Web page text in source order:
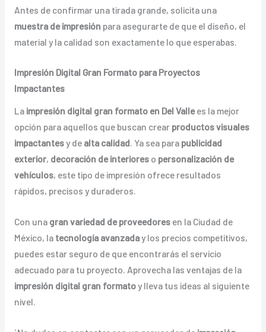
Antes de confirmar una tirada grande, solicita una
muestra de impresión para asegurarte de que el diseño, el
material y la calidad son exactamente lo que esperabas.
Impresión Digital Gran Formato para Proyectos
Impactantes
La impresión digital gran formato en Del Vallees la mejor
opción para aquellos que buscan crear productos visuales
impactantesy de alta calidad. Ya sea para publicidad
exterior, decoración de interioreso personalización de
vehículos, este tipo de impresión ofrece resultados
rápidos, precisos y duraderos.
Con una gran variedad de proveedoresen la Ciudad de
México, la tecnología avanzaday los precios competitivos,
puedes estar seguro de que encontrarás el servicio
adecuado para tu proyecto. Aprovecha las ventajas de la
impresión digital gran formatoy lleva tus ideas al siguiente
nivel.